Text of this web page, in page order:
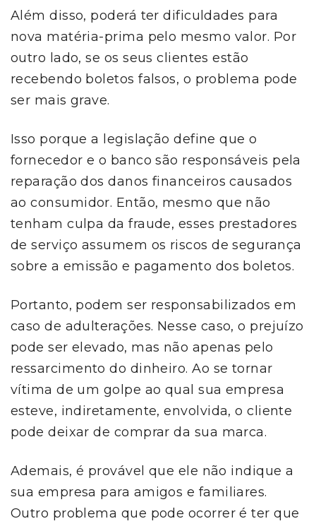
Além disso, poderá ter dificuldades para
nova matéria-prima pelo mesmo valor. Por
outro lado, se os seus clientes estão
recebendo boletos falsos, o problema pode
ser mais grave.
Isso porque a legislação define que o
fornecedor e o banco são responsáveis pela
reparação dos danos financeiros causados
ao consumidor. Então, mesmo que não
tenham culpa da fraude, esses prestadores
de serviço assumem os riscos de segurança
sobre a emissão e pagamento dos boletos.
Portanto, podem ser responsabilizados em
caso de adulterações. Nesse caso, o prejuízo
pode ser elevado, mas não apenas pelo
ressarcimento do dinheiro. Ao se tornar
vítima de um golpe ao qual sua empresa
esteve, indiretamente, envolvida, o cliente
pode deixar de comprar da sua marca.
Ademais, é provável que ele não indique a
sua empresa para amigos e familiares.
Outro problema que pode ocorrer é ter que